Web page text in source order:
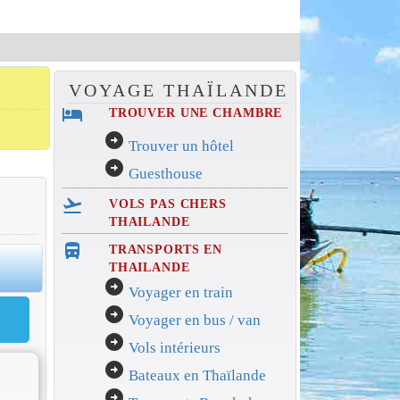
VOYAGE THAÏLANDE
hotel TROUVER UNE CHAMBRE
arrow_circle_right Trouver un hôtel
arrow_circle_right Guesthouse
flight_takeoff
VOLS PAS CHERS
THAILANDE
directions_bus_filled
TRANSPORTS EN
THAILANDE
arrow_circle_right Voyager en train
arrow_circle_right Voyager en bus / van
arrow_circle_right Vols intérieurs
arrow_circle_right Bateaux en Thaïlande